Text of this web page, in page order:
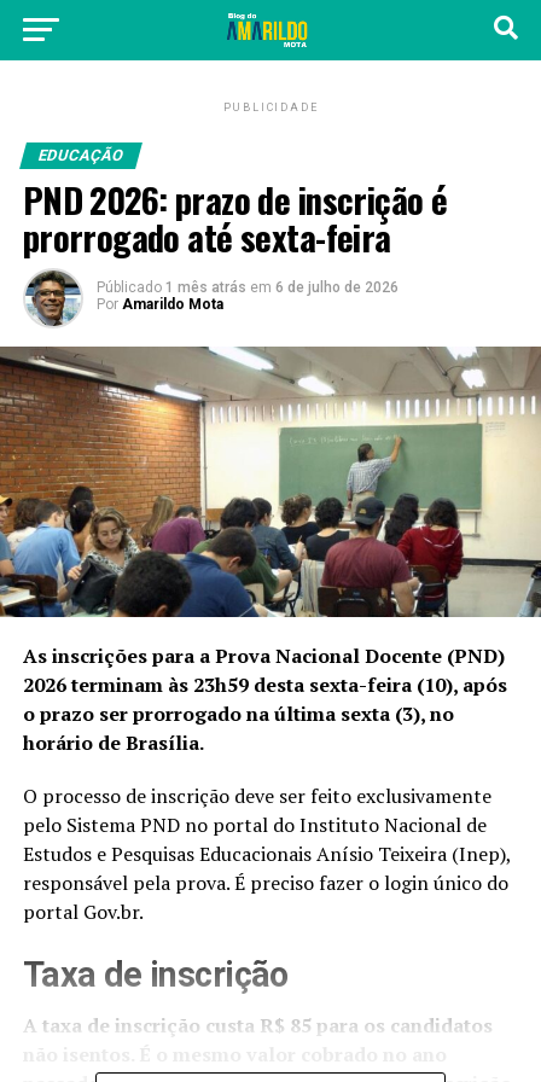
PUBLICIDADE
EDUCAÇÃO
PND 2026: prazo de inscrição é
prorrogado até sexta-feira
Públicado 1 mês atrás em 6 de julho de 2026
Por Amarildo Mota
As inscrições para a Prova Nacional Docente (PND)
2026 terminam às 23h59 desta sexta-feira (10), após
o prazo ser prorrogado na última sexta (3), no
horário de Brasília.
O processo de inscrição deve ser feito exclusivamente
pelo Sistema PNDno portal do Instituto Nacional de
Estudos e Pesquisas Educacionais Anísio Teixeira (Inep),
responsável pela prova. É preciso fazer o login único do
portal Gov.br.
Taxa de inscrição
A taxa de inscrição custa R$ 85 para os candidatos